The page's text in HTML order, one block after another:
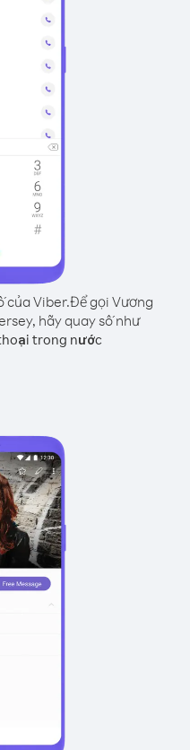
của Viber.Để gọi Vương
hãy quay số như
trong nước